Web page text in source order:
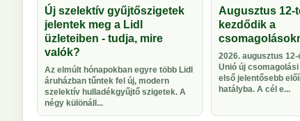
Új szelektív gyűjtőszigetek
jelentek meg a Lidl
üzleteiben - tudja, mire
valók?
Az elmúlt hónapokban egyre több Lidl
áruházban tűntek fel új, modern
szelektív hulladékgyűjtő szigetek. A
négy különáll...
Augusztus 12-
kezdődik a
2026. augusztus
Unió új
első jelentősebb
hatályba. A cél e...